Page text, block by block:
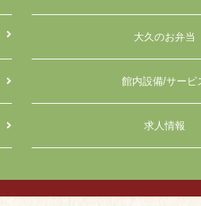
大久のお弁当
館内設備/サービ
求人情報